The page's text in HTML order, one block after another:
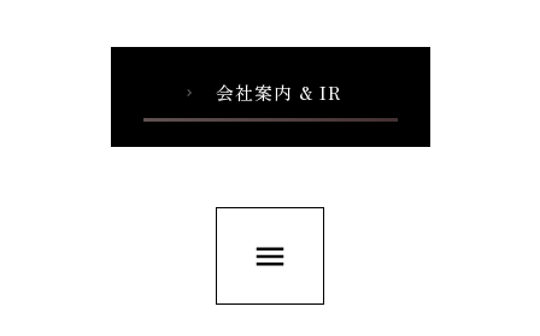
chevron_right 会社案内 & IR
menu